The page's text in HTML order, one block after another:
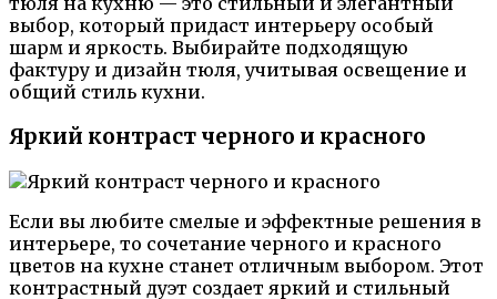
выбор, который придаст интерьеру особый
шарм и яркость. Выбирайте подходящую
фактуру и дизайн тюля, учитывая освещение и
общий стиль кухни.
Яркий контраст черного и красного
Если вы любите смелые и эффектные решения в
интерьере, то сочетание черного и красного
цветов на кухне станет отличным выбором. Этот
контрастный дуэт создает яркий и стильный